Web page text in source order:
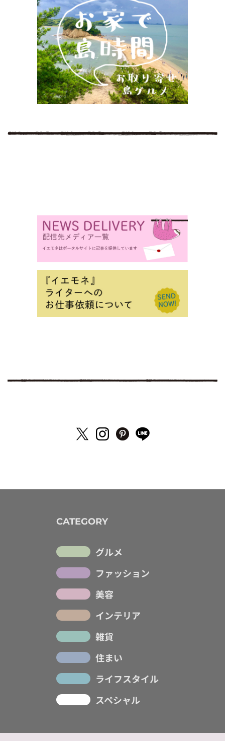
CATEGORY
グルメ
ファッション
美容
インテリア
雑貨
住まい
ライフスタイル
スペシャル